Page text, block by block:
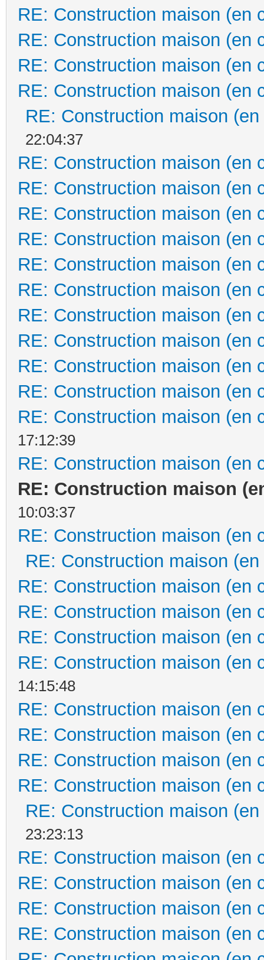
RE: Construction maison (en
RE: Construction maison (en
RE: Construction maison (en
RE: Construction maison (en
RE: Construction maison
22:04:37
RE: Construction maison (en
RE: Construction maison (en
RE: Construction maison (en
RE: Construction maison (en
RE: Construction maison (en
RE: Construction maison (en
RE: Construction maison (en
RE: Construction maison (en
RE: Construction maison (en
RE: Construction maison (en
RE: Construction maison (en
17:12:39
RE: Construction maison (en
RE: Construction maison
10:03:37
RE: Construction maison (en
RE: Construction maison
RE: Construction maison (en
RE: Construction maison (en
RE: Construction maison (en
RE: Construction maison (en
14:15:48
RE: Construction maison (en
RE: Construction maison (en
RE: Construction maison (en
RE: Construction maison (en
RE: Construction maison
23:23:13
RE: Construction maison (en
RE: Construction maison (en
RE: Construction maison (en
RE: Construction maison (en